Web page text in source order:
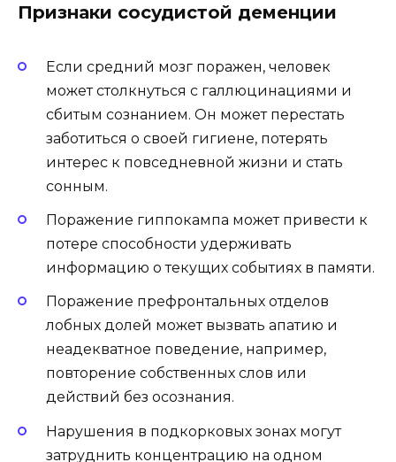
Признаки сосудистой деменции
Если средний мозг поражен, человек
может столкнуться с галлюцинациями и
сбитым сознанием. Он может перестать
заботиться о своей гигиене, потерять
интерес к повседневной жизни и стать
сонным.
Поражение гиппокампа может привести к
потере способности удерживать
информацию о текущих событиях в памяти.
Поражение префронтальных отделов
лобных долей может вызвать апатию и
неадекватное поведение, например,
повторение собственных слов или
действий без осознания.
Нарушения в подкорковых зонах могут
затруднить концентрацию на одном